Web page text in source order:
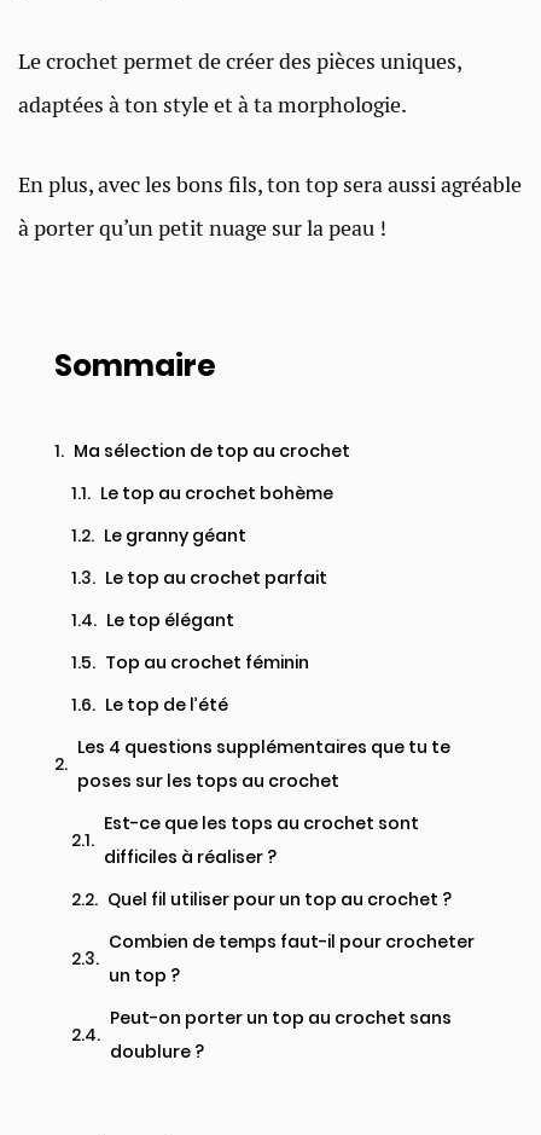
Le crochet permet de créer des pièces uniques,
adaptées à ton style et à ta morphologie.
En plus, avec les bons fils, ton top sera aussi agréable
à porter qu’un petit nuage sur la peau !
Sommaire
Ma sélection de top au crochet
Le top au crochet bohème
Le granny géant
Le top au crochet parfait
Le top élégant
Top au crochet féminin
Le top de l’été
Les 4 questions supplémentaires que tu te
poses sur les tops au crochet
Est-ce que les tops au crochet sont
difficiles à réaliser ?
Quel fil utiliser pour un top au crochet ?
Combien de temps faut-il pour crocheter
un top ?
Peut-on porter un top au crochet sans
doublure ?